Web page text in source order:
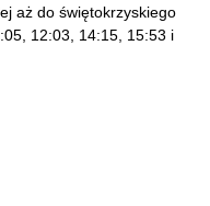
aż do świętokrzyskiego
12:03, 14:15, 15:53 i